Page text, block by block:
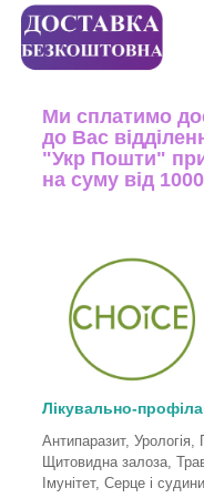
Ми сплатимо
до Вас
"Укр Пошти"
на суму від
Лікувально-
Антипаразит, Урологія,
Щитовидна залоза,
Імунітет, Серце і